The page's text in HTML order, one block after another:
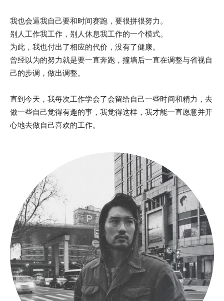
我也会逼我自己要和时间赛跑，要很拼很努力。
别人工作我工作，别人休息我工作的一个模式。
为此，我也付出了相应的代价，没有了健康。
曾经以为的努力就是要一直奔跑，撞墙后一直在调整与省视自
己的步调，做出调整。
直到今天，我每次工作学会了会留给自己一些时间和精力，去
做一些自己觉得有趣的事，我觉得这样，我才能一直愿意并开
心地去做自己喜欢的工作。